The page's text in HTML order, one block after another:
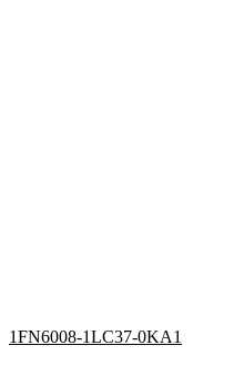
1FN6008-1LC37-0KA1